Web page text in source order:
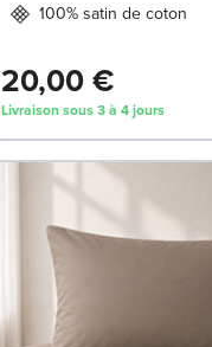
100% satin de coton
20,00 €
Livraison sous 3 à 4 jours